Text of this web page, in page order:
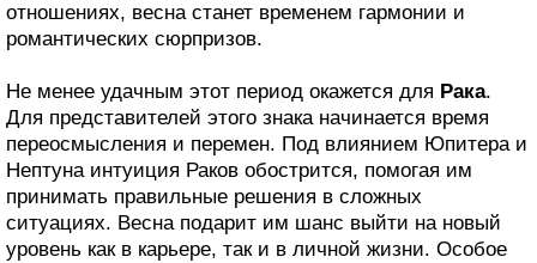
отношениях, весна станет временем гармонии и
романтических сюрпризов.
Не менее удачным этот период окажется для Рака.
Для представителей этого знака начинается время
переосмысления и перемен. Под влиянием Юпитера и
Нептуна интуиция Раков обострится, помогая им
принимать правильные решения в сложных
ситуациях. Весна подарит им шанс выйти на новый
уровень как в карьере, так и в личной жизни. Особое